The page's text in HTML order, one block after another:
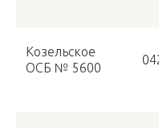
Козельское
ОСБ № 5600